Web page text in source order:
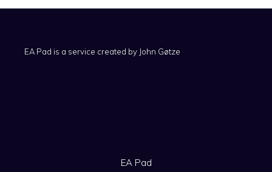
EA Pad is a service created by John Gøtze
EA Pad